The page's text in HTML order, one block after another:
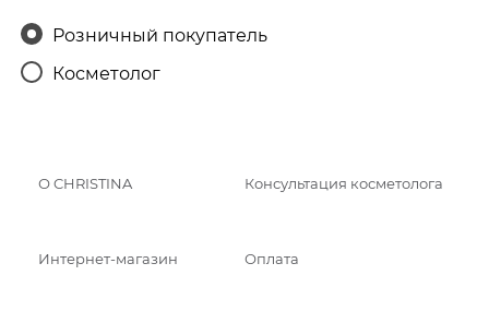
Розничный покупатель
Косметолог
О CHRISTINA Консультация косметолога
Интернет-магазин Оплата